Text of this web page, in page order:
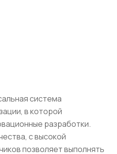
система
в которой
разработки.
с высокой
позволяет выполнять